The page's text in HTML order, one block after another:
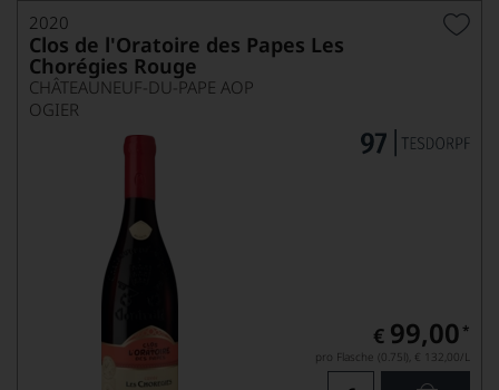
2020
Clos de l'Oratoire des Papes Les
Chorégies Rouge
CHÂTEAUNEUF-DU-PAPE AOP
OGIER
€ 99,00 *
pro Flasche (0.75l), € 132,00/L